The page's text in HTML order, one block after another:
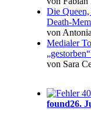
Die Queen,
Death-
von
Medialer
von Sara
found26.